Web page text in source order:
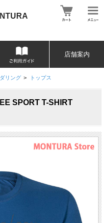
店舗案内
リング > トップス
SPORT T-SHIRT